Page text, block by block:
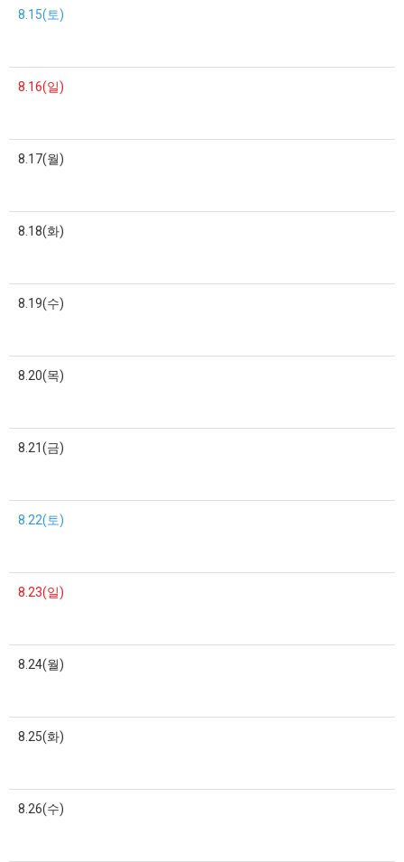
8.15(토)
8.16(일)
8.17(월)
8.18(화)
8.19(수)
8.20(목)
8.21(금)
8.22(토)
8.23(일)
8.24(월)
8.25(화)
8.26(수)